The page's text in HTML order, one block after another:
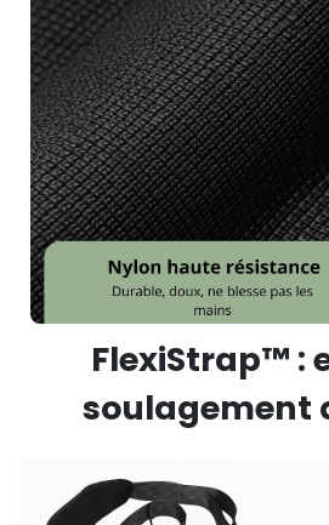
FlexiStrap™ :
soulagement